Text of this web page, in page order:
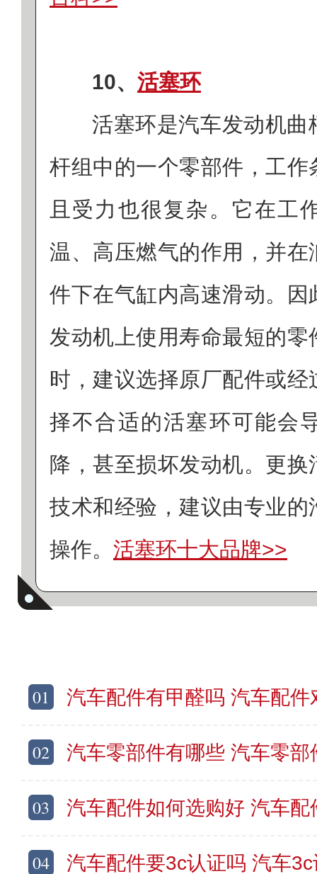
10、 活塞环
活塞环是汽车发动机曲
杆组中的一个零部件，工作
且受力也很复杂。它在工
温、高压燃气的作用，并在
件下在气缸内高速滑动。因
发动机上使用寿命最短的
时，建议选择原厂配件或
择不合适的活塞环可能会
降，甚至损坏发动机。更
技术和经验，建议由专业的
操作。 活塞环十大品牌>>
01 汽车配件有甲醛吗 汽车配件
02 汽车零部件有哪些 汽车零部
03 汽车配件如何选购好 汽车
04 汽车配件要3c认证吗 汽车